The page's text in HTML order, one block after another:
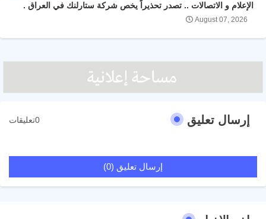
الإعلام و الاتصالات .. تصدر تحذيراً يخص شركة ستارلنك في العراق .
August 07, 2026
إرسال تعليق 0تعليقات
إرسال تعليق (0)